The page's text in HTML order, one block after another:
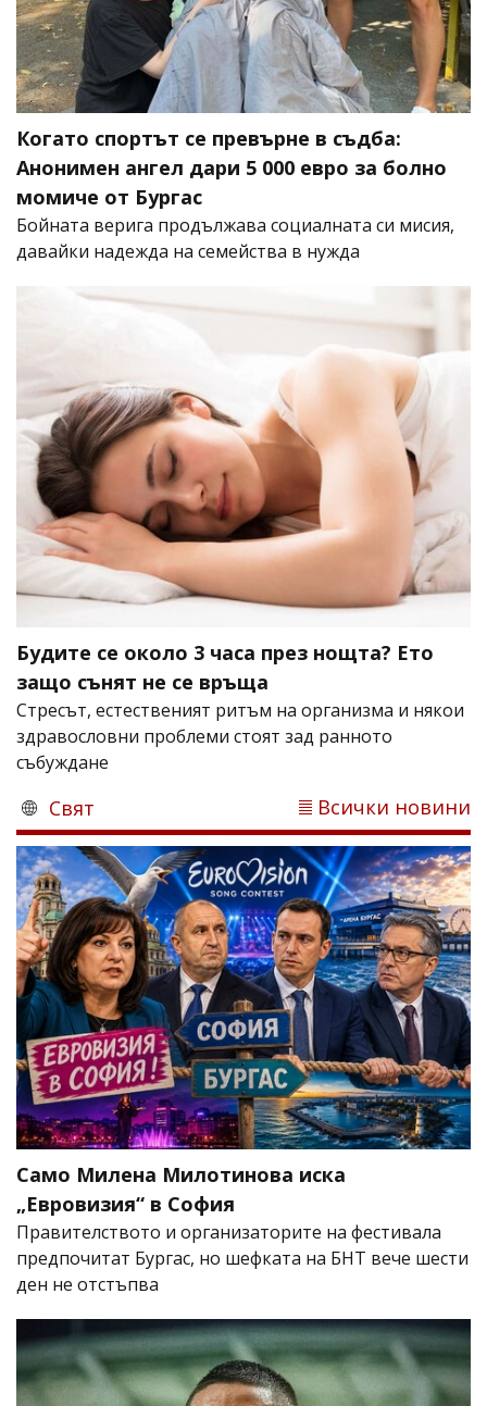
Когато спортът се превърне в съдба:
Анонимен ангел дари 5 000 евро за болно
момиче от Бургас
Бойната верига продължава социалната си мисия,
давайки надежда на семейства в нужда
Будите се около 3 часа през нощта? Ето
защо сънят не се връща
Стресът, естественият ритъм на организма и някои
здравословни проблеми стоят зад ранното
събуждане
Свят Всички новини
Само Милена Милотинова иска
„Евровизия“ в София
Правителството и организаторите на фестивала
предпочитат Бургас, но шефката на БНТ вече шести
ден не отстъпва